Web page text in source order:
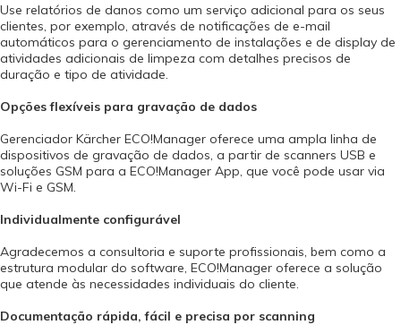
Use relatórios de danos como um serviço adicional para os seus
clientes, por exemplo, através de notificações de e-mail
automáticos para o gerenciamento de instalações e de display de
atividades adicionais de limpeza com detalhes precisos de
duração e tipo de atividade.
Opções flexíveis para gravação de dados
Gerenciador Kärcher ECO!Manager oferece uma ampla linha de
dispositivos de gravação de dados, a partir de scanners USB e
soluções GSM para a ECO!Manager App, que você pode usar via
Wi-Fi e GSM.
Individualmente configurável
Agradecemos a consultoria e suporte profissionais, bem como a
estrutura modular do software, ECO!Manager oferece a solução
que atende às necessidades individuais do cliente.
Documentação rápida, fácil e precisa por scanning